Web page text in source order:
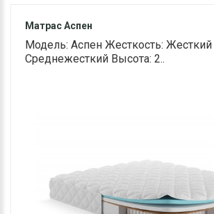
Матрас Аспен
Модель: Аспен Жесткость:
Среднежесткий Высота: 2..